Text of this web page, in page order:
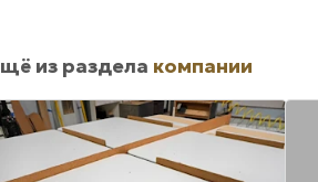
из раздела компании